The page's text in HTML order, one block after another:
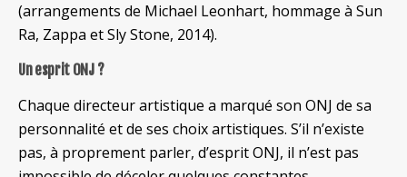
(arrangements de Michael Leonhart, hommage à Sun
Ra, Zappa et Sly Stone, 2014).
Un esprit ONJ ?
Chaque directeur artistique a marqué son ONJ de sa
personnalité et de ses choix artistiques. S’il n’existe
pas, à proprement parler, d’esprit ONJ, il n’est pas